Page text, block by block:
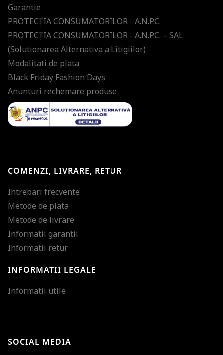
Garantie
PROTECŢIA CONSUMATORILOR - A.N.P.C.
PROTECŢIA CONSUMATORILOR - A.N.P.C. – SAL
(Solutionarea Alternativa a Litigiilor)
Modalitati de plata
Black Friday Fashion Days
Anunturi rechemare produse
COMENZI, LIVRARE, RETUR
Intrebari frecvente
Metode de plata
Metode de livrare
Informatii garantii
Informatii retur
INFORMATII LEGALE
Informatii utile
SOCIAL MEDIA